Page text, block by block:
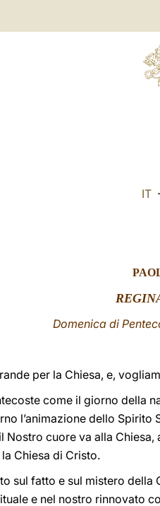
IT
Domenica di
per la Chiesa, e,
come il giorno della
l’animazione dello
Nostro cuore va alla
Chiesa di Cristo.
sul fatto e sul mistero
e nel nostro rinnovato